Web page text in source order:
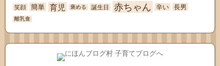
笑顔 簡単 育児 褒める 誕生日 赤ちゃん 辛い 長男
離乳食